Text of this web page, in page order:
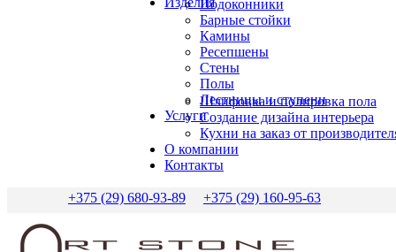
Подоконники
Барные стойки
Камины
Ресепшены
Стены
Полы
Лестницы и ступени
Услуги
Шлифовка и полировка пола
Создание дизайна интерьера
Кухни на заказ от
О компании
Контакты
+375 (29) 680-93-89 +375 (29) 160-95-63